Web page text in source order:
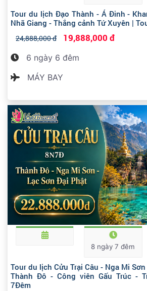
Tour du lịch Đạo Thành - Á Đinh -
Nhã Giang - Thắng cảnh Tứ Xuyên |
24,888,000 đ 19,888,000 đ
6 ngày 6 đêm
MÁY BAY
8 ngày 7 đêm
Tour du lịch Cửu Trại Câu - Nga Mi
Thành Đô - Công viên Gấu Trúc -
7Đêm